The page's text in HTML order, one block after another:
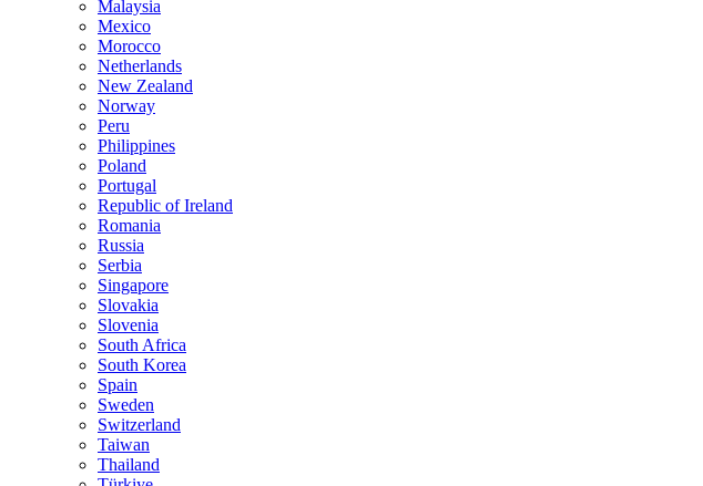
Malaysia
Mexico
Morocco
Netherlands
New Zealand
Norway
Peru
Philippines
Poland
Portugal
Republic of Ireland
Romania
Russia
Serbia
Singapore
Slovakia
Slovenia
South Africa
South Korea
Spain
Sweden
Switzerland
Taiwan
Thailand